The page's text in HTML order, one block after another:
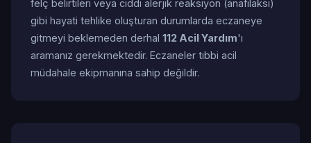
felç belirtileri veya ciddi alerjik reaksiyon (anafilaksi)
gibi hayati tehlike oluşturan durumlarda eczaneye
gitmeyi beklemeden derhal 112 Acil Yardım'ı
aramanız gerekmektedir. Eczaneler tıbbi acil
müdahale ekipmanına sahip değildir.